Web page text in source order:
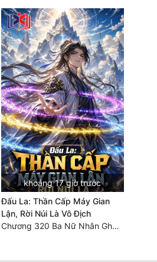
khoảng 17 giờ trước
Đấu La: Thần Cấp Máy Gian
Lận, Rời Núi Là Vô Địch
Chương 320 Ba Nữ Nhân Ghen Tuông Lẫn Nhau